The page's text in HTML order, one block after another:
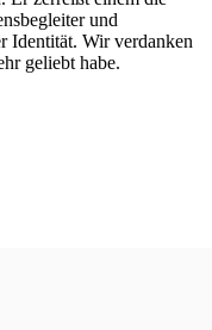
und
Identität. Wir verdanken
geliebt habe.